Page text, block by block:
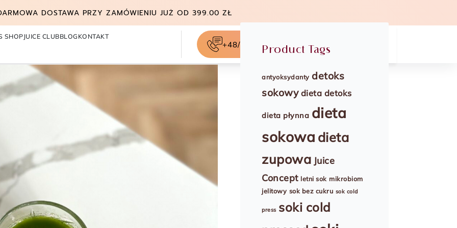
DOSTAWA PRZY ZAMÓWIENIU JUŻ OD 399.00 ZŁ
SHOPJUICE CLUBBLOG KONTAKT
+48/504-867-754Product Tags
antyoksydanty detoks
sokowy dieta detoks
dieta płynna dieta
sokowa dieta
zupowa Juice
Concept letni sok mikrobiom
jelitowy sok bez cukru sok cold
press soki cold